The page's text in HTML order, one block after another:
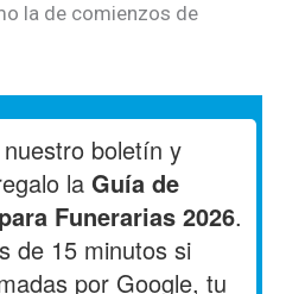
la de comienzos de